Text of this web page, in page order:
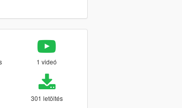
1 videó
301 letöltés